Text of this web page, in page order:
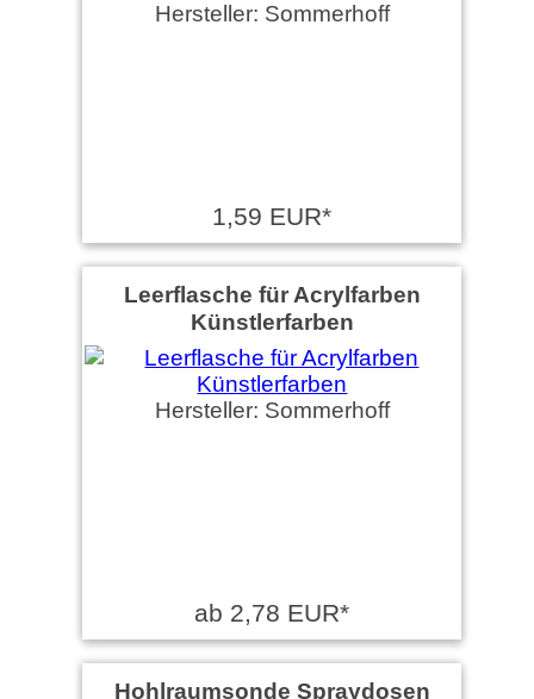
Hersteller: Sommerhoff
1,59 EUR*
Leerflasche für Acrylfarben
Künstlerfarben
Hersteller: Sommerhoff
ab 2,78 EUR*
Hohlraumsonde Spraydosen